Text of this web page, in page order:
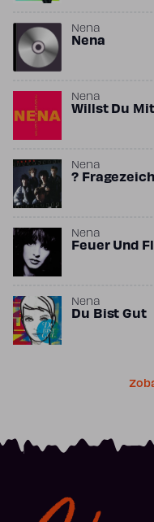
Nena
Nena
Nena
Willst Du
Nena
?
Nena
Feuer Und
Nena
Du Bist Gut